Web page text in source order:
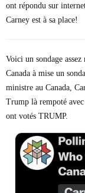
ont répondu sur
Carney est à sa place!
Voici un sondage
Canada à mise un
ministre au Canada,
Trump là rempoté
ont votés TRUMP.